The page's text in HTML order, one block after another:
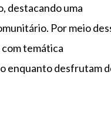
destacando uma
Por meio
temática
enquanto desfrutam